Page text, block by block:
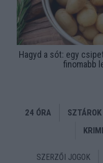
Hagyd a sót: egy
finomabb
24 ÓRA SZTÁROK
KRIMI
SZERZŐI JOGOK